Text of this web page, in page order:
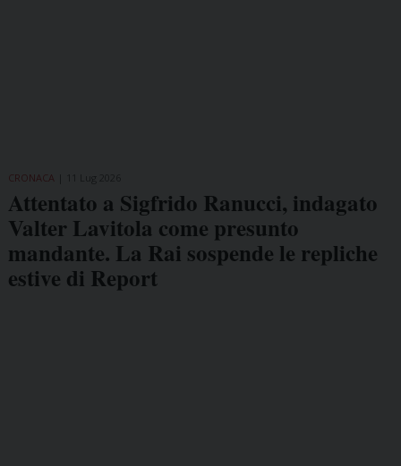
CRONACA
Attentato a Sigfrido Ranucci, indagato
Valter Lavitola come presunto
mandante. La Rai sospende le repliche
estive di Report